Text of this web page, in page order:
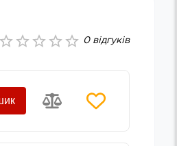
0відгуків